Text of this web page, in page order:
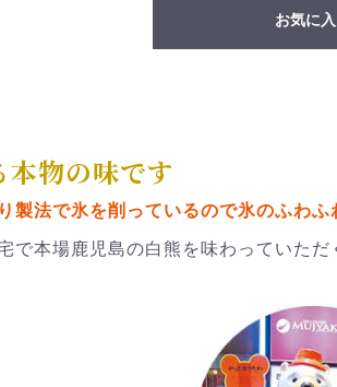
お気に
物の味です
法で氷を削っているので氷のふわふ
本場鹿児島の白熊を味わっていただ